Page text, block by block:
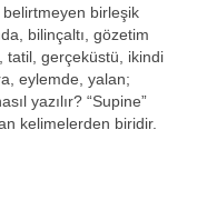
birleşik
bilinçaltı, gözetim
tatil, gerçeküstü, ikindi
eylemde, yalan;
yazılır? “Supine”
kelimelerden biridir.